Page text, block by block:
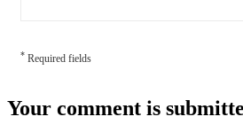
* Required fields
Your comment is